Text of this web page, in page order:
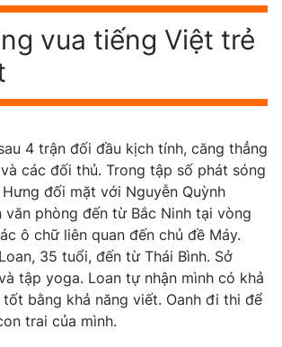
tế
sống
tương lai
vua tiếng Việt trẻ
4 trận đối đầu kịch tính, căng thẳng
các đối thủ. Trong tập số phát sóng
đối mặt với Nguyễn Quỳnh
văn phòng đến từ Bắc Ninh tại vòng
ô chữ liên quan đến chủ đề Máy.
35 tuổi, đến từ Thái Bình. Sở
tập yoga. Loan tự nhận mình có khả
bằng khả năng viết. Oanh đi thi để
trai của mình.